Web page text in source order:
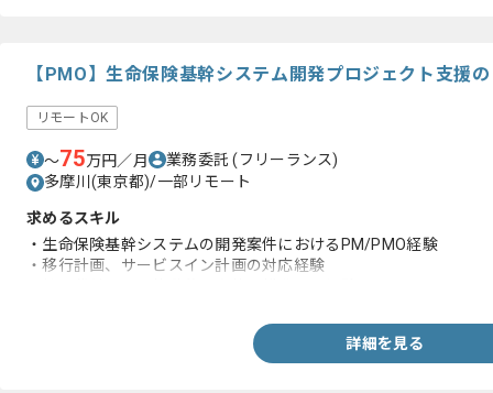
【PMO】生命保険基幹システム開発プロジェクト支援
リモートOK
〜75万円／月 業務委託(フリーランス)
多摩川(東京都)/一部リモート
求めるスキル
・生命保険基幹システムの開発案件におけるPM/PMO経験
・移行計画、サービスイン計画の対応経験
詳細を見る